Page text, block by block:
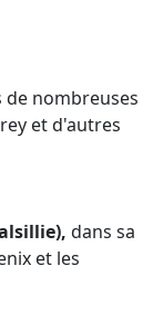
de nombreuses
et d'autres
dans sa
et les